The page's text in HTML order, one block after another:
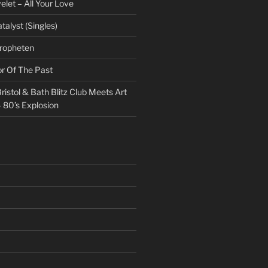
– All Your Love
(Singles)
Of The Past
& Bath Blitz Club Meets Art
Explosion